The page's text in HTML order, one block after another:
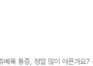
베룩 통증, 정말 많이 아픈가요